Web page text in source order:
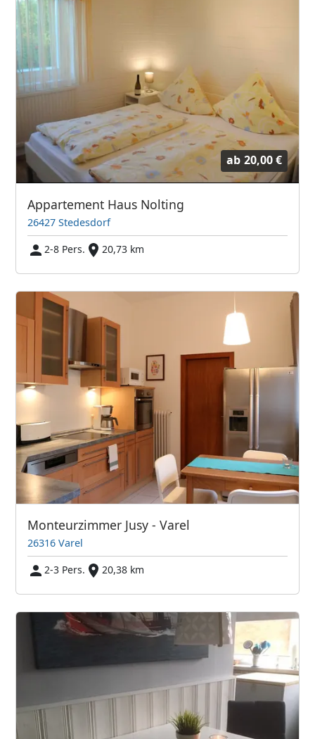
ab 20,00 €
Appartement Haus Nolting
26427 Stedesdorf
2-8 Pers.
20,73 km
Monteurzimmer Jusy - Varel
26316 Varel
2-3 Pers.
20,38 km